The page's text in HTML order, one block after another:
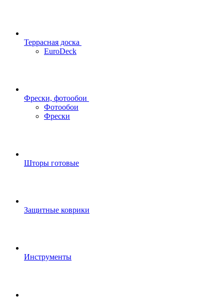
Террасная доска
EuroDeck
Фрески, фотообои
Фотообои
Фрески
Шторы готовые
Защитные коврики
Инструменты